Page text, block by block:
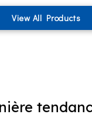
View All Products